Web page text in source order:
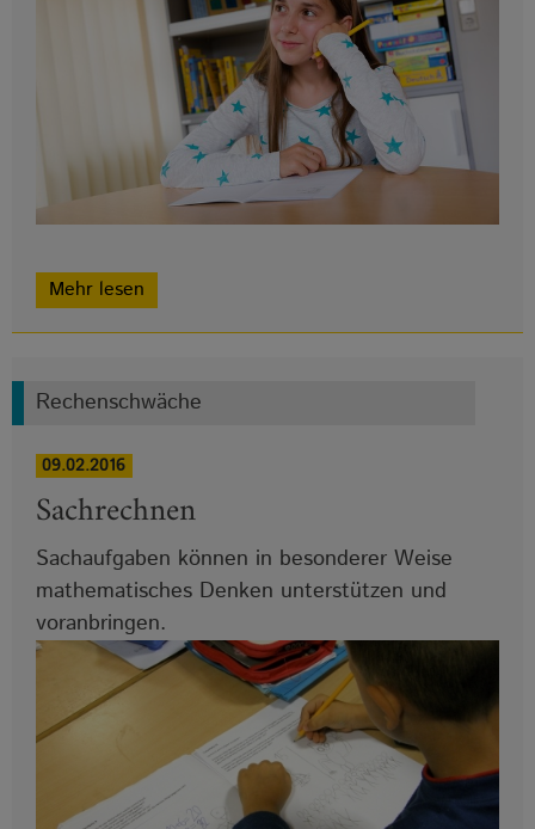
Mehr lesen
Rechenschwäche
09.02.2016
Sachrechnen
Sachaufgaben können in besonderer Weise
mathematisches Denken unterstützen und
voranbringen.